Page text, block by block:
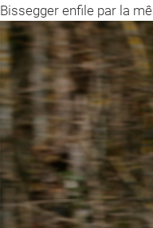
Bissegger enfile par la